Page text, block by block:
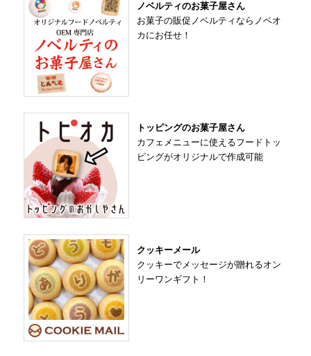
ノベルティのお菓子屋さん
お菓子の販促ノベルティならノベオ
カにお任せ！
トッピングのお菓子屋さん
カフェメニューに使えるフードトッ
ピングがオリジナルで作成可能
クッキーメール
クッキーでメッセージが贈れるオン
リーワンギフト！